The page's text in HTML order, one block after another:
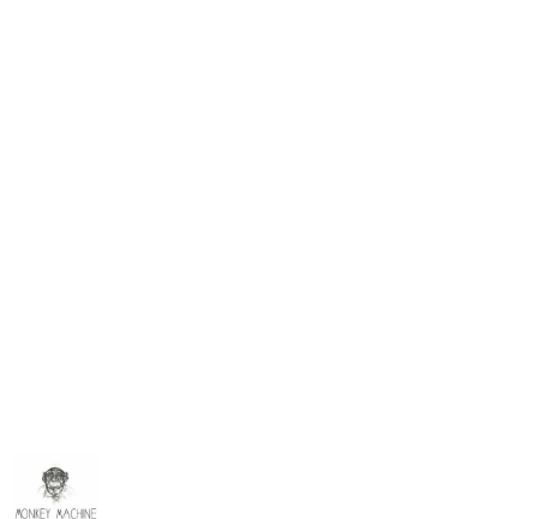
PRODUCENTA:
MONKEY
MACHINE